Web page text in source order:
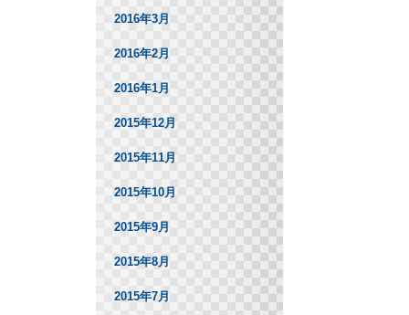
2016年3月
2016年2月
2016年1月
2015年12月
2015年11月
2015年10月
2015年9月
2015年8月
2015年7月